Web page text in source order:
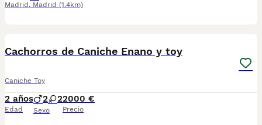
Madrid , Madrid (1.4km)
Cachorros de Caniche Enano y toy
Caniche Toy
2 años
Edad
2 2
Sexo
2000 €
Precio